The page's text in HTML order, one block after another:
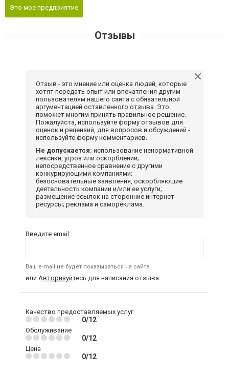
Это мое предприятие
Отзывы
Отзыв - это мнение или оценка людей, которые
хотят передать опыт или впечатления другим
пользователям нашего сайта с обязательной
аргументацией оставленного отзыва. Это
поможет многим принять правильное решение.
Пожалуйста, используйте форму отзывов для
оценок и рецензий, для вопросов и обсуждений -
используйте форму комментариев.
Не допускается: использование ненормативной
лексики, угроз или оскорблений;
непосредственное сравнение с другими
конкурирующими компаниями;
безосновательные заявления, оскорбляющие
деятельность компании и/или ее услуги;
размещение ссылок на сторонние интернет-
ресурсы; реклама и самореклама.
Введите email:
Ваш e-mail не будет показываться на сайте
или Авторизуйтесь для написания отзыва
Качество предоставляемых услуг
0/12
Обслуживание
0/12
Цена
0/12